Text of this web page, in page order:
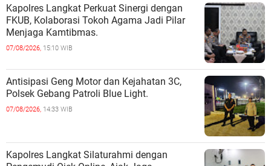
Kapolres Langkat Perkuat Sinergi dengan
FKUB, Kolaborasi Tokoh Agama Jadi Pilar
Menjaga Kamtibmas.
07/08/2026, 15:10 WIB
Antisipasi Geng Motor dan Kejahatan 3C,
Polsek Gebang Patroli Blue Light.
07/08/2026, 14:33 WIB
Kapolres Langkat Silaturahmi dengan